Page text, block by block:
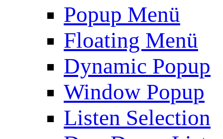
Popup Menü
Floating Menü
Dynamic Popup
Window Popup
Listen Selection